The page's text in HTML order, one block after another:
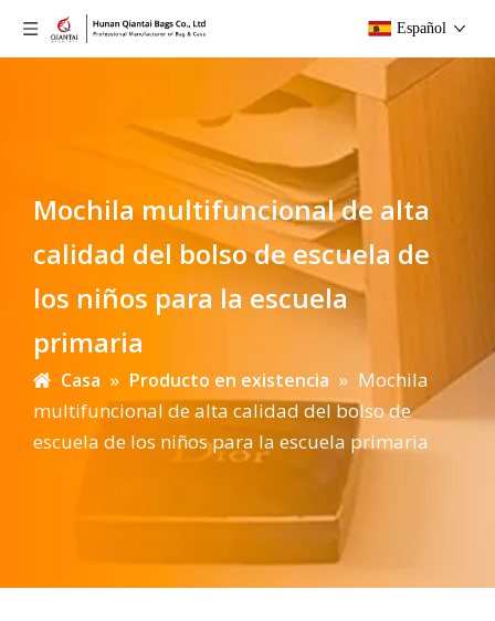
Español
Mochila multifuncional de alta
calidad del bolso de escuela de
los niños para la escuela
primaria
Casa » Producto en existencia » Mochila
multifuncional de alta calidad del bolso de
escuela de los niños para la escuela primaria